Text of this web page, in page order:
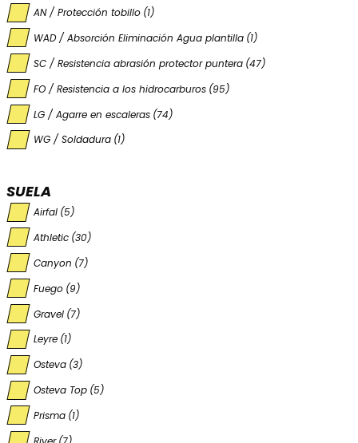
AN / Protección tobillo (1)
WAD / Absorción Eliminación Agua plantilla (1)
SC / Resistencia abrasión protector puntera (47)
FO / Resistencia a los hidrocarburos (95)
LG / Agarre en escaleras (74)
WG / Soldadura (1)
SUELA
Airfal (5)
Athletic (30)
Canyon (7)
Fuego (9)
Gravel (7)
Leyre (1)
Osteva (3)
Osteva Top (5)
Prisma (1)